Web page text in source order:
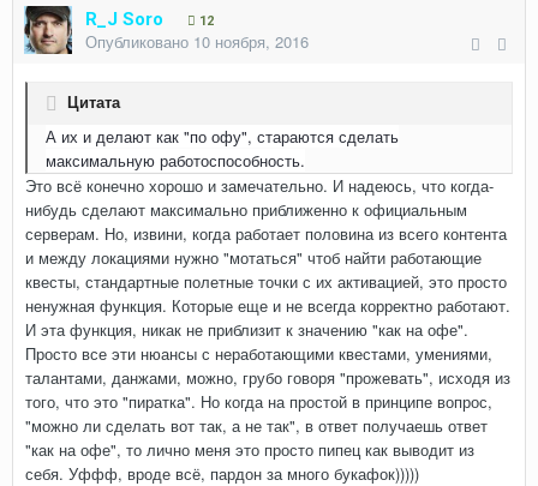
R_J Soro 12
Опубликовано 10 ноября, 2016
Цитата
А их и делают как "по офу", стараются сделать
максимальную работоспособность.
Это всё конечно хорошо и замечательно. И надеюсь, что когда-
нибудь сделают максимально приближенно к официальным
серверам. Но, извини, когда работает половина из всего контента
и между локациями нужно "мотаться" чтоб найти работающие
квесты, стандартные полетные точки с их активацией, это просто
ненужная функция. Которые еще и не всегда корректно работают.
И эта функция, никак не приблизит к значению "как на офе".
Просто все эти нюансы с неработающими квестами, умениями,
талантами, данжами, можно, грубо говоря "прожевать", исходя из
того, что это "пиратка". Но когда на простой в принципе вопрос,
"можно ли сделать вот так, а не так", в ответ получаешь ответ
"как на офе", то лично меня это просто пипец как выводит из
себя. Уффф, вроде всё, пардон за много букафок)))))